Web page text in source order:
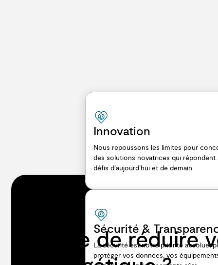
Innovation
Nous repoussons les limites pour
des solutions novatrices qui répondent
défis d’aujourd’hui et de demain.
Sécurité &
La sécurité est notre priorité absolue,
protéger vos données, vos
Envie de réduire